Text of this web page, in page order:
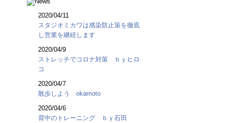
2020/04/11
スタジオミカワは感染防止策を徹底
し営業を継続します
2020/04/9
ストレッチでコロナ対策 ｂｙヒロ
コ
2020/04/7
散歩しよう okamoto
2020/04/6
背中のトレーニング ｂｙ石田